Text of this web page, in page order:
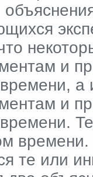
и
а
и
те или